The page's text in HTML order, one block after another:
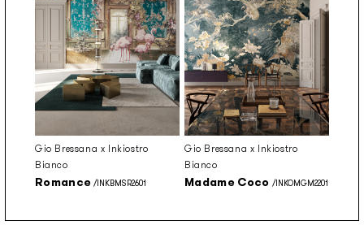
Gio Bressana x Inkiostro
Bianco
Romance /INKBMSR2601
Gio Bressana x Inkiostro
Bianco
Madame Coco /INKOMGM2201